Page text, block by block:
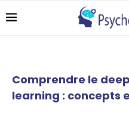
Comprendre le
learning : concepts